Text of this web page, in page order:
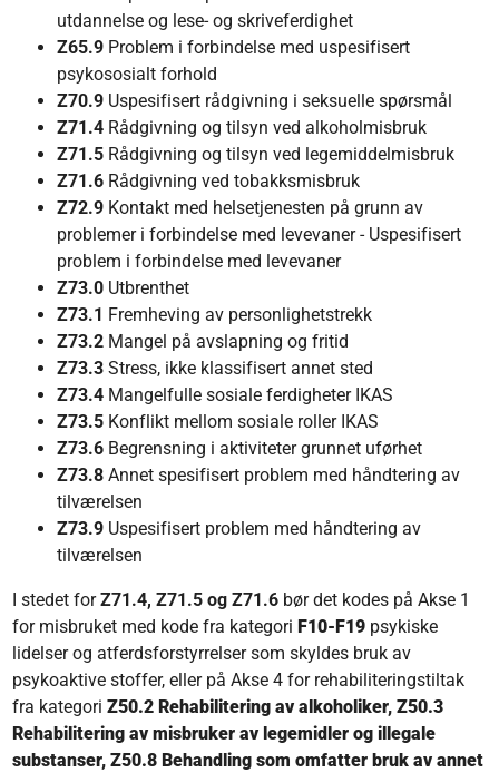
utdannelse og lese- og skriveferdighet
Z65.9 Problem i forbindelse med uspesifisert
psykososialt forhold
Z70.9 Uspesifisert rådgivning i seksuelle spørsmål
Z71.4 Rådgivning og tilsyn ved alkoholmisbruk
Z71.5 Rådgivning og tilsyn ved legemiddelmisbruk
Z71.6 Rådgivning ved tobakksmisbruk
Z72.9 Kontakt med helsetjenesten på grunn av
problemer i forbindelse med levevaner - Uspesifisert
problem i forbindelse med levevaner
Z73.0 Utbrenthet
Z73.1 Fremheving av personlighetstrekk
Z73.2 Mangel på avslapning og fritid
Z73.3Stress, ikke klassifisert annet sted
Z73.4 Mangelfulle sosiale ferdigheter IKAS
Z73.5 Konflikt mellom sosiale roller IKAS
Z73.6 Begrensning i aktiviteter grunnet uførhet
Z73.8Annet spesifisert problem med håndtering av
tilværelsen
Z73.9 Uspesifisert problem med håndtering av
tilværelsen
I stedet forZ71.4, Z71.5 og Z71.6 bør det kodes på Akse 1
for misbruket med kode fra kategori F10-F19 psykiske
lidelser og atferdsforstyrrelser som skyldes bruk av
psykoaktive stoffer, eller på Akse 4 for rehabiliteringstiltak
fra kategoriZ50.2 Rehabilitering av alkoholiker, Z50.3
Rehabilitering av misbruker av legemidler og illegale
substanser, Z50.8 Behandling som omfatter bruk av annet